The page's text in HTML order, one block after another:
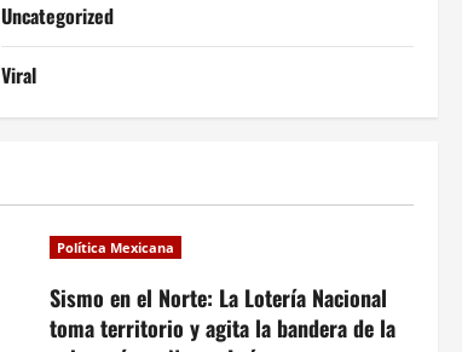
Uncategorized
Viral
Política Mexicana
Sismo en el Norte: La Lotería Nacional
toma territorio y agita la bandera de la